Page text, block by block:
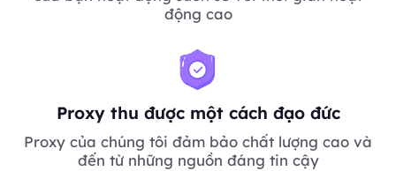
động cao
Proxy thu được một cách đạo đức
Proxy của chúng tôi đảm bảo chất lượng cao và
đến từ những nguồn đáng tin cậy